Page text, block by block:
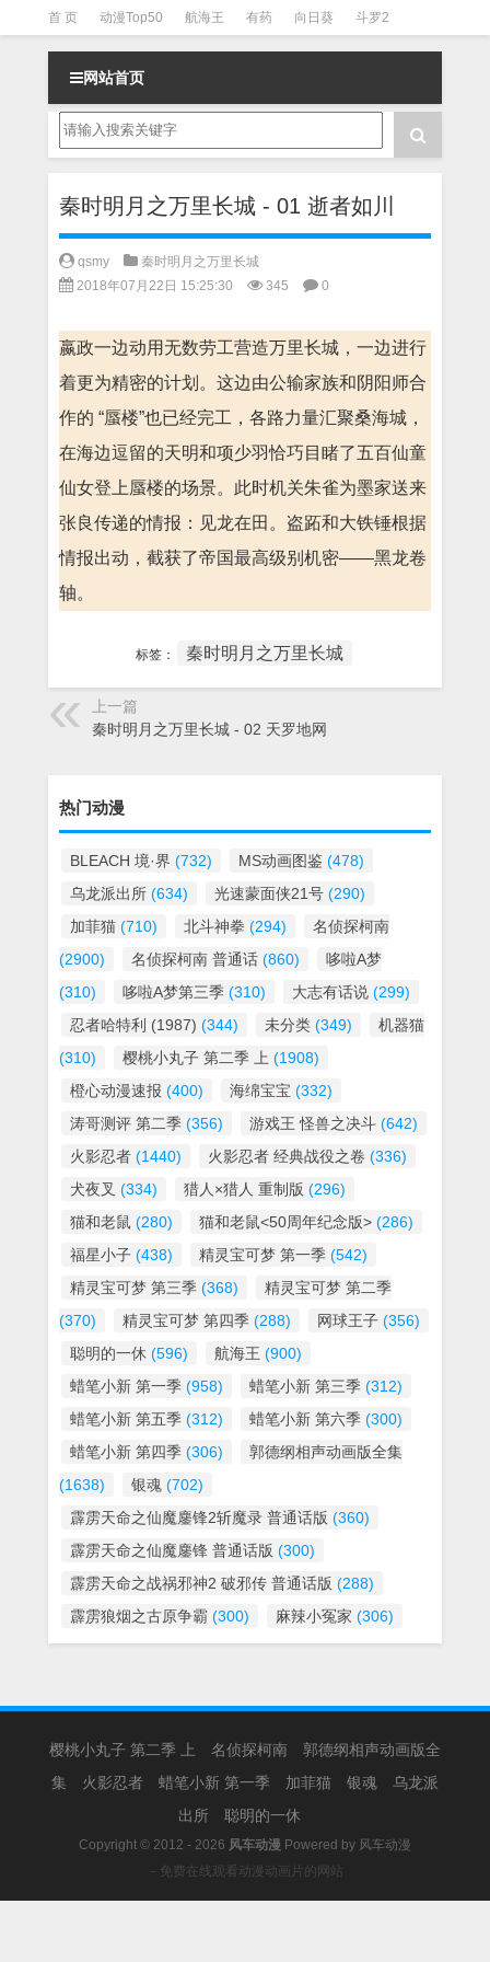
首 页 动漫Top50 航海王 有药 向日葵 斗罗2
斗罗3 火影 一拳超人 柯南 阴阳师 节目清单
网站首页
秦时明月之万里长城 - 01 逝者如川
qsmy
秦时明月之万里长城
2018年07月22日 15:25:30
345 0
嬴政一边动用无数劳工营造万里长城，一边进行
着更为精密的计划。这边由公输家族和阴阳师合
作的 “蜃楼”也已经完工，各路力量汇聚桑海城，
在海边逗留的天明和项少羽恰巧目睹了五百仙童
仙女登上蜃楼的场景。此时机关朱雀为墨家送来
张良传递的情报：见龙在田。盗跖和大铁锤根据
情报出动，截获了帝国最高级别机密——黑龙卷
轴。
标签： 秦时明月之万里长城
上一篇
秦时明月之万里长城 - 02 天罗地网
热门动漫
BLEACH 境·界 (732) MS动画图鉴 (478)
乌龙派出所 (634) 光速蒙面侠21号 (290)
加菲猫 (710) 北斗神拳 (294)
名侦探柯南
(2900)
名侦探柯南 普通话 (860)
哆啦A梦
(310)
哆啦A梦第三季 (310) 大志有话说 (299)
忍者哈特利 (1987) (344) 未分类 (349)
机器猫
(310)
樱桃小丸子 第二季 上 (1908)
橙心动漫速报 (400) 海绵宝宝 (332)
涛哥测评 第二季 (356) 游戏王 怪兽之决斗 (642)
火影忍者 (1440) 火影忍者 经典战役之卷 (336)
犬夜叉 (334) 猎人×猎人 重制版 (296)
猫和老鼠 (280) 猫和老鼠<50周年纪念版> (286)
福星小子 (438) 精灵宝可梦 第一季 (542)
精灵宝可梦 第三季 (368)
精灵宝可梦 第二季
(370)
精灵宝可梦 第四季 (288) 网球王子 (356)
聪明的一休 (596) 航海王 (900)
蜡笔小新 第一季 (958) 蜡笔小新 第三季 (312)
蜡笔小新 第五季 (312) 蜡笔小新 第六季 (300)
蜡笔小新 第四季 (306)
郭德纲相声动画版全集
(1638)
银魂 (702)
霹雳天命之仙魔鏖锋2斩魔录 普通话版 (360)
霹雳天命之仙魔鏖锋 普通话版 (300)
霹雳天命之战祸邪神2 破邪传 普通话版 (288)
霹雳狼烟之古原争霸 (300) 麻辣小冤家 (306)
樱桃小丸子 第二季 上 名侦探柯南
郭德纲相声动画版全
集
火影忍者 蜡笔小新 第一季 加菲猫 银魂
乌龙派
出所
聪明的一休
Copyright © 2012 - 2026 风车动漫 Powered by 风车动漫
－免费在线观看动漫动画片的网站